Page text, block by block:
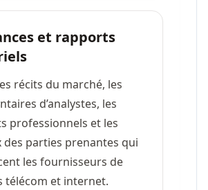
et rapports
récits du marché, les
d’analystes, les
professionnels et les
des parties prenantes qui
les fournisseurs de
télécom et internet.